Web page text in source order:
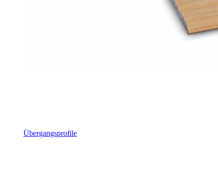
Übergangsprofile